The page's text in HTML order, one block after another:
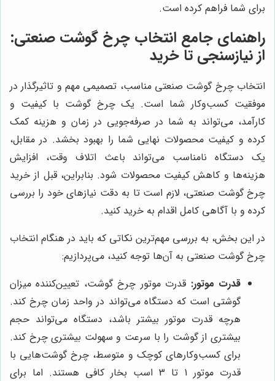
برای شما فراهم کرده است.
راهنمای جامع انتخاب چرخ گوشت صنعتی:
از نیازسنجی تا خرید
انتخاب چرخ گوشت صنعتی مناسب، تصمیمی مهم و تاثیرگذار در
موفقیت کسب‌وکار شما است. یک چرخ گوشت با کیفیت و
کارآمد، می‌تواند به شما در صرفه‌جویی در زمان و هزینه کمک
کرده و کیفیت محصولات نهایی شما را بهبود بخشد. در مقابل،
یک دستگاه نامناسب می‌تواند باعث اتلاف وقت، افزایش
هزینه‌ها و کاهش کیفیت محصولات شود. بنابراین، قبل از خرید
چرخ گوشت صنعتی، لازم است تا به دقت نیازهای خود را بررسی
کرده و با آگاهی کامل اقدام به خرید کنید.
در این بخش، به بررسی مهم‌ترین نکاتی که باید در هنگام انتخاب
چرخ گوشت صنعتی به آن‌ها توجه کنید، می‌پردازیم:
قدرت موتور: قدرت موتور چرخ گوشت، تعیین‌کننده میزان
گوشتی است که دستگاه می‌تواند در واحد زمان چرخ کند.
هرچه قدرت موتور بیشتر باشد، دستگاه می‌تواند حجم
بیشتری از گوشت را با سرعت و سهولت بیشتری چرخ کند.
برای کسب‌وکارهای کوچک و متوسط، چرخ گوشت‌هایی با
قدرت موتور 1 تا 3 اسب بخار کافی هستند. اما برای